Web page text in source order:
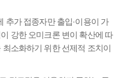
추가 접종자만 출입·이용이 가
강한 오미크론 변이 확산에 따
소화하기 위한 선제적 조치이